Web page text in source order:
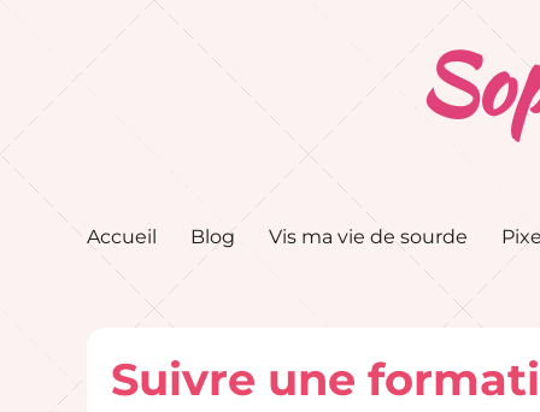
Accueil Blog Vis ma vie de sourde
Suivre une